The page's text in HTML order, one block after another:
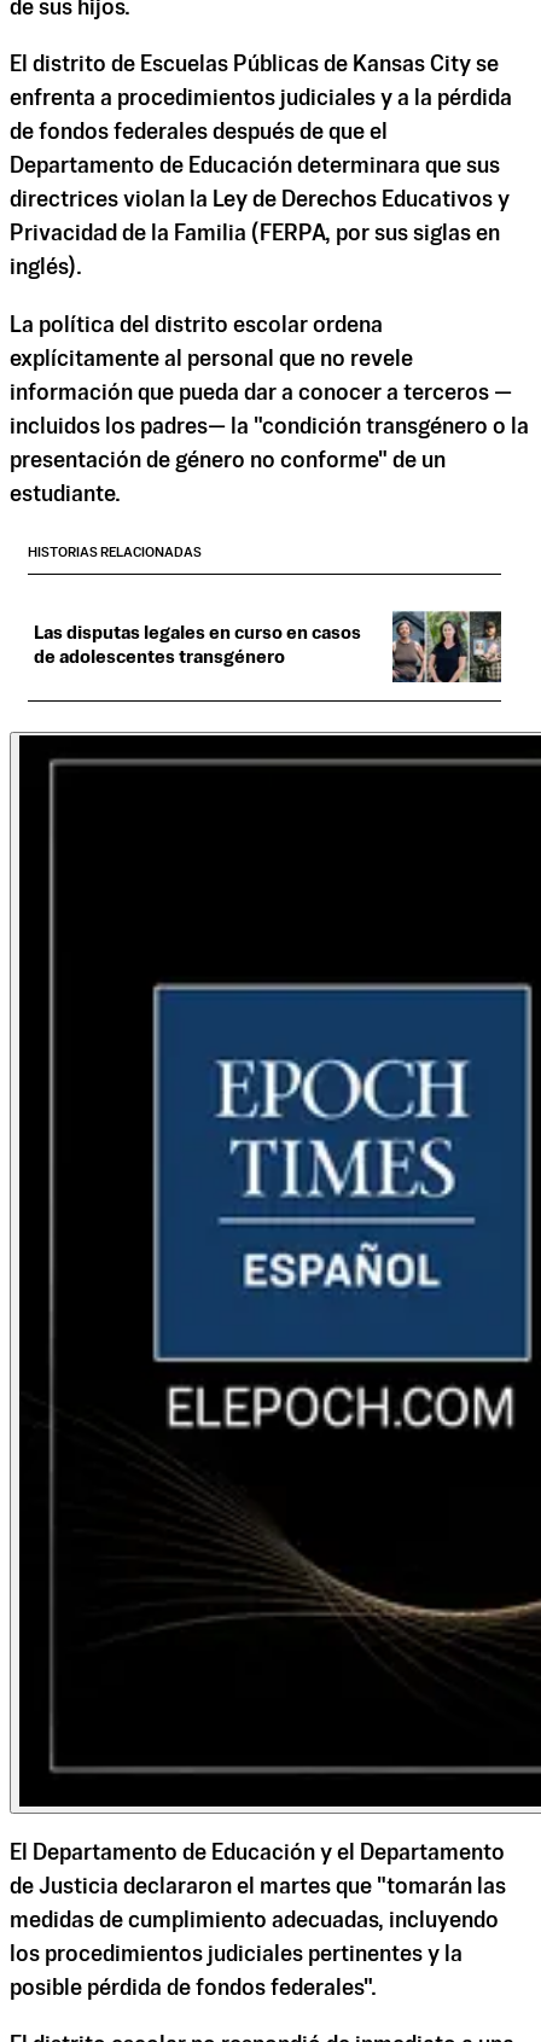
de sus hijos.
El distrito de Escuelas Públicas de Kansas City se
enfrenta a procedimientos judiciales y a la pérdida
de fondos federales después de que el
Departamento de Educación determinara que sus
directrices violan la Ley de Derechos Educativos y
Privacidad de la Familia (FERPA, por sus siglas en
inglés).
La política del distrito escolar ordena
explícitamente al personal que no revele
información que pueda dar a conocer a terceros —
incluidos los padres— la "condición transgénero o la
presentación de género no conforme" de un
estudiante.
HISTORIAS RELACIONADAS
Las disputas legales en curso en casos
de adolescentes transgénero
El Departamento de Educación y el Departamento
de Justicia declararon el martes que "tomarán las
medidas de cumplimiento adecuadas, incluyendo
los procedimientos judiciales pertinentes y la
posible pérdida de fondos federales".